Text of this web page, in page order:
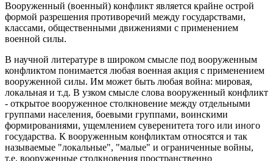
Вооруженный (военный) конфликт является крайне острой
формой разрешения противоречий между государствами,
классами, общественными движениями с применением
военной силы.
В научной литературе в широком смысле под вооруженным
конфликтом понимается любая военная акция с применением
вооруженной силы. Им может быть любая война: мировая,
локальная и т.д. В узком смысле слова вооруженный конфликт
- открытое вооруженное столкновение между отдельными
группами населения, боевыми группами, воинскими
формированиями, ущемлением суверенитета того или иного
государства. К вооруженным конфликтам относятся и так
называемые "локальные", "малые" и ограниченные войны,
т.е. вооруженные столкновения пространственно